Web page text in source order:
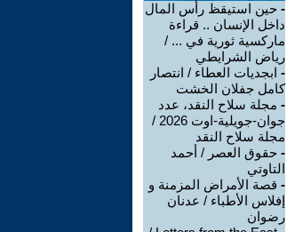
- حين استيقظ رأس المال
داخل الإنسان .. قراءة
ماركسية ثورية في ... /
رياض الشرايطي
- ابجديات العطاء / انتصار
كامل جفلان الخشت
- مجلة سلاح النقد، عدد
جوان-جويلية-اوت 2026 /
مجلة سلاح النقد
- حقوق العصر / أحمد
التاوتي
- قصة الأمراض المزمنة و
إفلاس الأطباء / عدنان
رضوان